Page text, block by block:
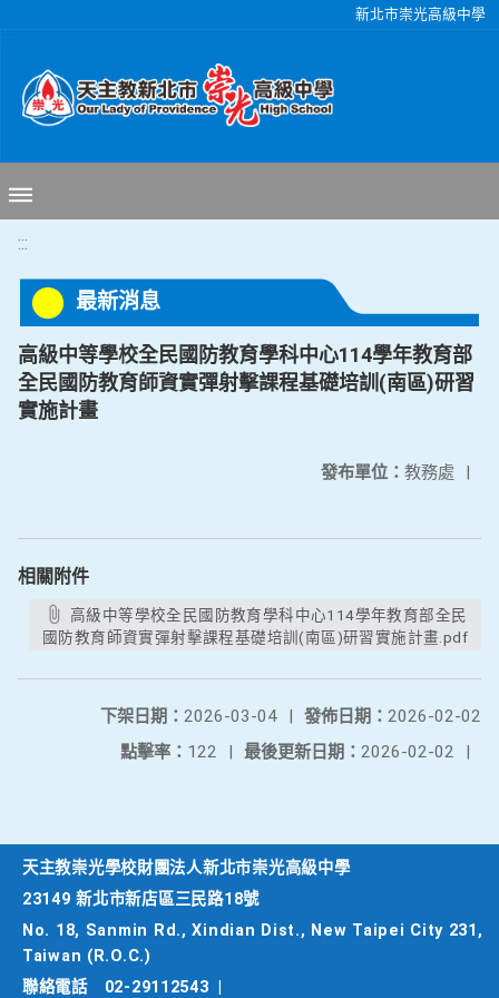
新北市崇光高級中學
:::
最新消息
高級中等學校全民國防教育學科中心114學年教育部
全民國防教育師資實彈射擊課程基礎培訓(南區)研習
實施計畫
發布單位： 教務處 |
相關附件
國防教育師資實彈射擊課程基礎培訓(南區)研習實施計畫.pdf
發佈日期： 2026-02-02
下架日期： 2026-03-04
|
最後更新日期： 2026-02-02 |
點擊率： 122 |
天主教崇光學校財團法人新北市崇光高級中學
23149 新北市新店區三民路18號
No. 18, Sanmin Rd., Xindian Dist., New Taipei City 231,
Taiwan (R.O.C.)
聯絡電話
02-29112543